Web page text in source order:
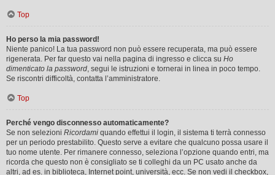
Top
Ho perso la mia password!
Niente panico! La tua password non può essere recuperata, ma può essere
rigenerata. Per far questo vai nella pagina di ingresso e clicca su Ho
dimenticato la password, segui le istruzioni e tornerai in linea in poco tempo.
Se riscontri difficoltà, contatta l’amministratore.
Top
Perché vengo disconnesso automaticamente?
Se non selezioni Ricordami quando effettui il login, il sistema ti terrà connesso
per un periodo prestabilito. Questo serve a evitare che qualcuno possa usare il
tuo nome utente. Per rimanere connesso, seleziona l’opzione quando entri, ma
ricorda che questo non è consigliato se ti colleghi da un PC usato anche da
altri, ad es. in biblioteca, Internet point, università, ecc. Se non vedi il checkbox,